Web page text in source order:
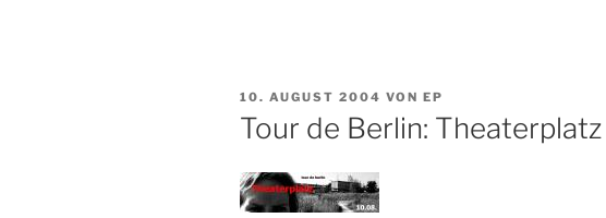
VERÖFFENTLICHT
AM
10. AUGUST 2004 VON EP
Tour de Berlin: Theaterplatz